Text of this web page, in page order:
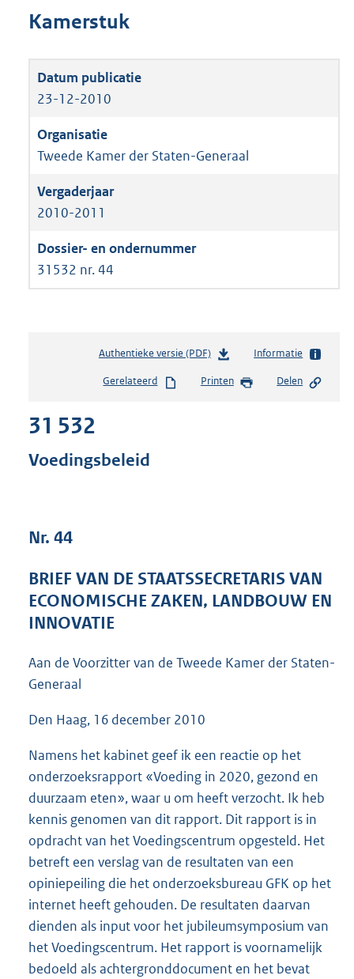
Kamerstuk
23-12-2010
Tweede Kamer der Staten-Generaal
2010-2011
31532 nr. 44
Authentieke versie (PDF)b
s
e
b
Informatie
Gerelateerd Printen Delen
31 532
Voedingsbeleid
Nr. 44
BRIEF VAN DE STAATSSECRETARIS VAN
ECONOMISCHE ZAKEN, LANDBOUW EN
INNOVATIE
Aan de Voorzitter van de Tweede Kamer der Staten-
Generaal
Den Haag, 16 december 2010
Namens het kabinet geef ik een reactie op het
onderzoeksrapport «Voeding in 2020, gezond en
duurzaam eten», waar u om heeft verzocht. Ik heb
kennis genomen van dit rapport. Dit rapport is in
opdracht van het Voedingscentrum opgesteld. Het
betreft een verslag van de resultaten van een
opiniepeiling die het onderzoeksbureau GFK op het
internet heeft gehouden. De resultaten daarvan
dienden als input voor het jubileumsymposium van
het Voedingscentrum. Het rapport is voornamelijk
bedoeld als achtergronddocument en het bevat